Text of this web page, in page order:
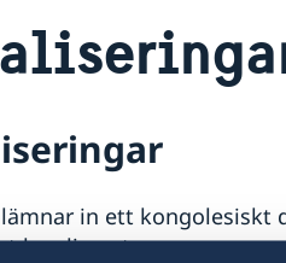
in ett kongolesiskt
legaliserat.